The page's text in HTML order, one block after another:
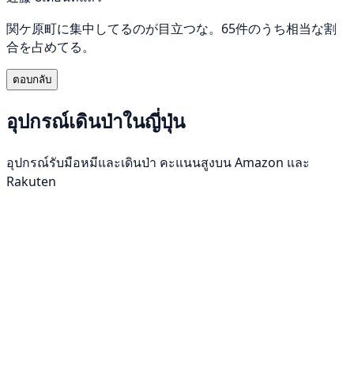
関ケ原町に集中してるのが目立つな。65件のうち相当な割
合を占めてる。
ตอบกลับ
อุปกรณ์เดินป่าในญี่ปุ่น
อุปกรณ์รับมือหมีและเดินป่า คะแนนสูงบน Amazon และ
Rakuten